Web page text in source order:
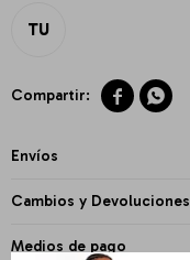
TU
 
Envíos
Cambios y Devoluciones
Medios de pago